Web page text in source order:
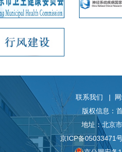
瞬间 ——影像分会…
联系我们 |
版权信息：
地址：北京
京ICP备05033471